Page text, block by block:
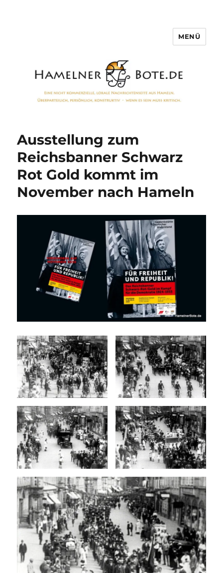
MENÜ
Ausstellung zum
Reichsbanner Schwarz
Rot Gold kommt im
November nach Hameln